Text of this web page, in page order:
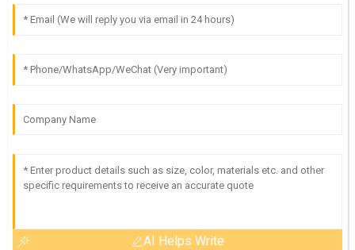
AI Helps Write